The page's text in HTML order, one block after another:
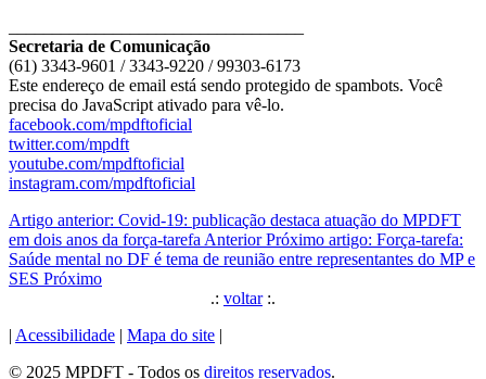
Secretaria de Comunicação
(61) 3343-9601 / 3343-9220 / 99303-6173
Este endereço de email está sendo protegido de spambots. Você
precisa do JavaScript ativado para vê-lo.
facebook.com/mpdftoficial
twitter.com/mpdft
youtube.com/mpdftoficial
instagram.com/mpdftoficial
Artigo anterior: Covid-19: publicação destaca atuação do MPDFT
em dois anos da força-tarefa Anterior Próximo artigo: Força-tarefa:
Saúde mental no DF é tema de reunião entre representantes do MP e
SES Próximo
.: voltar:.
| Acessibilidade | Mapa do site |
© 2025 MPDFT - Todos os direitos reservados.